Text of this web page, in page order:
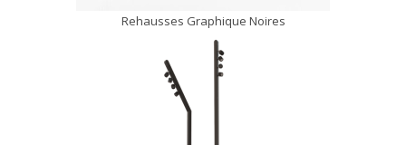
Rehausses Graphique Noires